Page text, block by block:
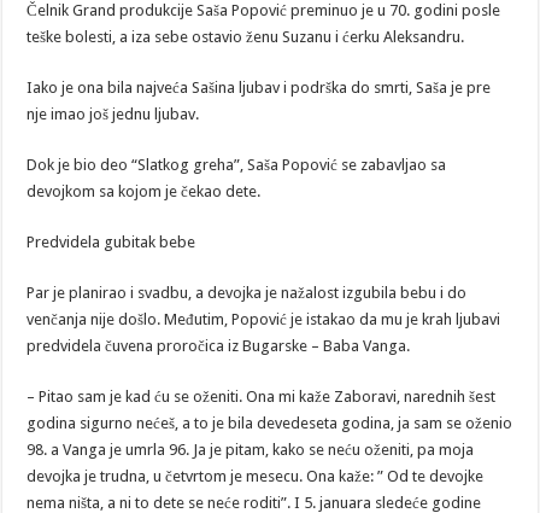
Čelnik Grand produkcije Saša Popović preminuo je u 70. godini posle
teške bolesti, a iza sebe ostavio ženu Suzanu i ćerku Aleksandru.
Iako je ona bila najveća Sašina ljubav i podrška do smrti, Saša je pre
nje imao još jednu ljubav.
Dok je bio deo “Slatkog greha”, Saša Popović se zabavljao sa
devojkom sa kojom je čekao dete.
Predvidela gubitak bebe
Par je planirao i svadbu, a devojka je nažalost izgubila bebu i do
venčanja nije došlo. Međutim, Popović je istakao da mu je krah ljubavi
predvidela čuvena proročica iz Bugarske – Baba Vanga.
– Pitao sam je kad ću se oženiti. Ona mi kaže Zaboravi, narednih šest
godina sigurno nećeš, a to je bila devedeseta godina, ja sam se oženio
98. a Vanga je umrla 96. Ja je pitam, kako se neću oženiti, pa moja
devojka je trudna, u četvrtom je mesecu. Ona kaže: ” Od te devojke
nema ništa, a ni to dete se neće roditi”. I 5. januara sledeće godine